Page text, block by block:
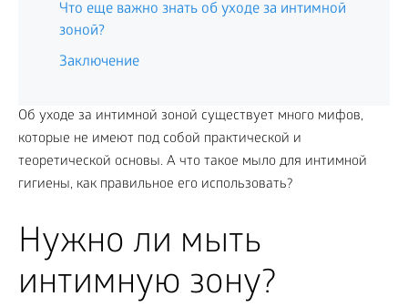
Что еще важно знать об уходе за интимной
зоной?
Заключение
Об уходе за интимной зоной существует много мифов,
которые не имеют под собой практической и
теоретической основы. А что такое мыло для интимной
гигиены, как правильное его использовать?
Нужно ли мыть
интимную зону?